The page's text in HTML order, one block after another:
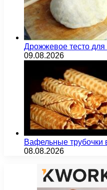
Дрожжевое тесто для
09.08.2026
Вафельные трубочки
08.08.2026